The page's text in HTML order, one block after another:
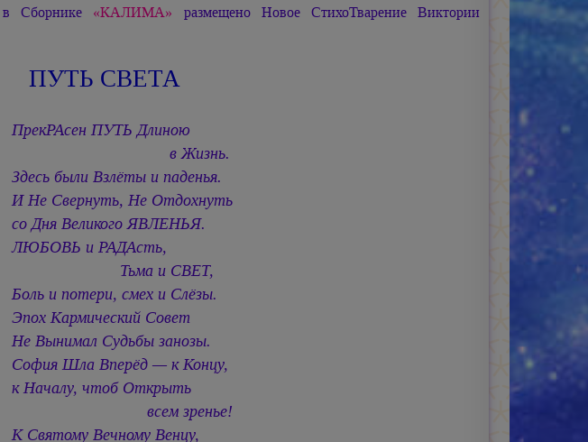
в Сборнике «КАЛИМА» размещено Новое СтихоТварение Виктории
ПУТЬ СВЕТА
ПрекРАсен ПУТЬ Длиною
в Жизнь.
Здесь были Взлёты и паденья.
И Не Свернуть, Не Отдохнуть
со Дня Великого ЯВЛЕНЬЯ.
ЛЮБОВЬ и РАДАсть,
Тьма и СВЕТ,
Боль и потери, смех и Слёзы.
Эпох Кармический Совет
Не Вынимал Судьбы занозы.
София Шла Вперёд — к Концу,
к Началу, чтоб Открыть
всем зренье!
К Святому Вечному Венцу,